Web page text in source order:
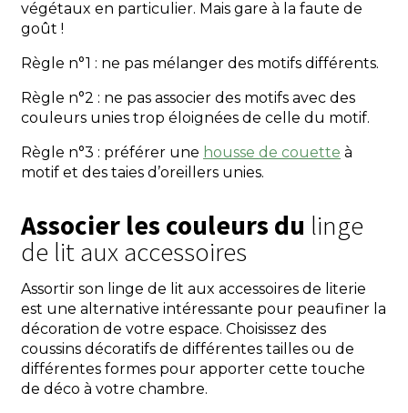
végétaux en particulier. Mais gare à la faute de
goût !
Règle n°1 : ne pas mélanger des motifs différents.
Règle n°2 : ne pas associer des motifs avec des
couleurs unies trop éloignées de celle du motif.
Règle n°3 : préférer une housse de couette à
motif et des taies d’oreillers unies.
Associer les couleurs du linge
de lit aux accessoires
Assortir son linge de lit aux accessoires de literie
est une alternative intéressante pour peaufiner la
décoration de votre espace. Choisissez des
coussins décoratifs de différentes tailles ou de
différentes formes pour apporter cette touche
de déco à votre chambre.